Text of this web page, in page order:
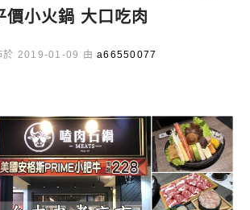
價小火鍋 大口吃肉
於 2019-01-09 由 a66550077